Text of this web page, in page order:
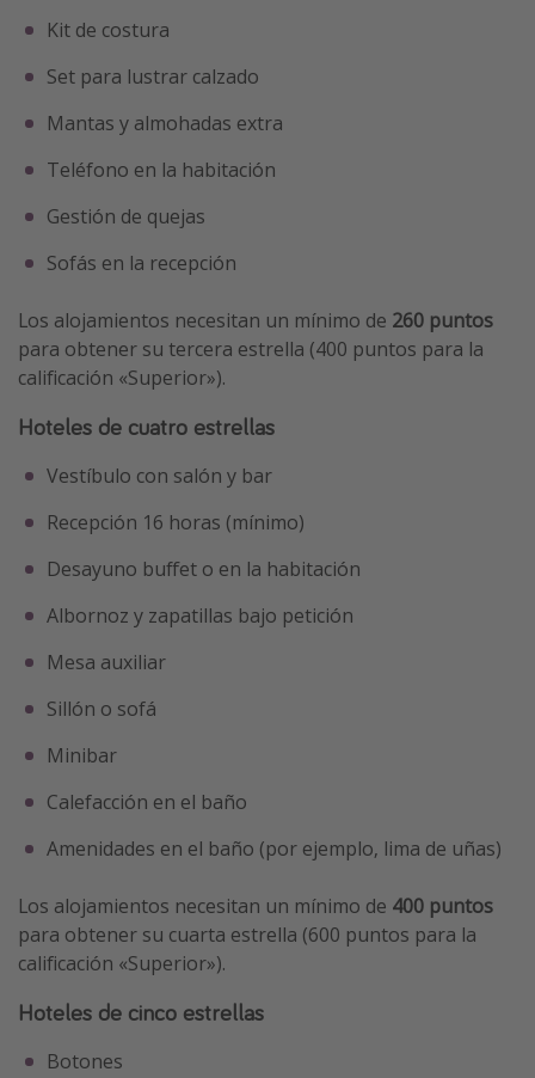
Kit de costura
Set para lustrar calzado
Mantas y almohadas extra
Teléfono en la habitación
Gestión de quejas
Sofás en la recepción
Los alojamientos necesitan un mínimo de 260 puntos
para obtener su tercera estrella (400 puntos para la
calificación «Superior»).
Hoteles de cuatro estrellas
Vestíbulo con salón y bar
Recepción 16 horas (mínimo)
Desayuno buffet o en la habitación
Albornoz y zapatillas bajo petición
Mesa auxiliar
Sillón o sofá
Minibar
Calefacción en el baño
Amenidades en el baño (por ejemplo, lima de uñas)
Los alojamientos necesitan un mínimo de 400 puntos
para obtener su cuarta estrella (600 puntos para la
calificación «Superior»).
Hoteles de cinco estrellas
Botones